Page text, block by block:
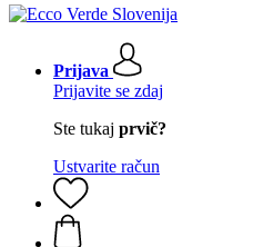
Prijava
Prijavite se zdaj
Ste tukaj prvič?
Ustvarite račun